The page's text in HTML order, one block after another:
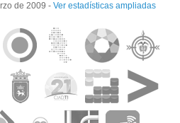
de 2009 - Ver estadísticas ampliadas